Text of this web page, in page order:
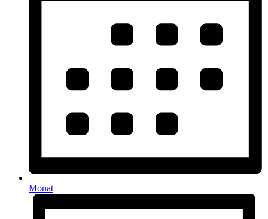
Monat